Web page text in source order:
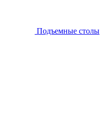
Подъемные столы